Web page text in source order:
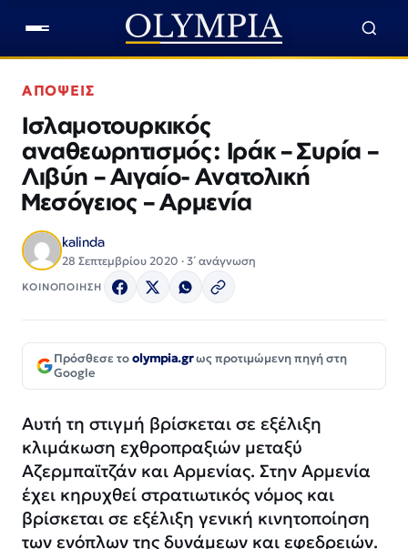
ΑΠΟΨΕΙΣ
Ισλαμοτουρκικός
αναθεωρητισμός: Ιράκ – Συρία –
Λιβύη – Αιγαίο- Ανατολική
Μεσόγειος – Αρμενία
kalinda
28 Σεπτεμβρίου 2020 · 3΄ ανάγνωση
ΚΟΙΝΟΠΟΙΗΣΗ
Πρόσθεσε τοolympia.grως προτιμώμενη πηγή στη
Google
Αυτή τη στιγμή βρίσκεται σε εξέλιξη
κλιμάκωση εχθροπραξιών μεταξύ
Αζερμπαϊτζάν και Αρμενίας. Στην Αρμενία
έχει κηρυχθεί στρατιωτικός νόμος και
βρίσκεται σε εξέλιξη γενική κινητοποίηση
των ενόπλων της δυνάμεων και εφεδρειών.